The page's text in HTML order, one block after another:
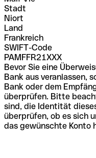
Stadt
Niort
Land
Frankreich
SWIFT-Code
PAMFFR21XXX
Bevor Sie eine
Bank aus veranlassen,
Bank oder dem
überprüfen. Bitte
sind, die Identität
überprüfen, ob es sich
das gewünschte Konto